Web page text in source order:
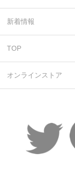
新着情報
TOP
オンラインストア